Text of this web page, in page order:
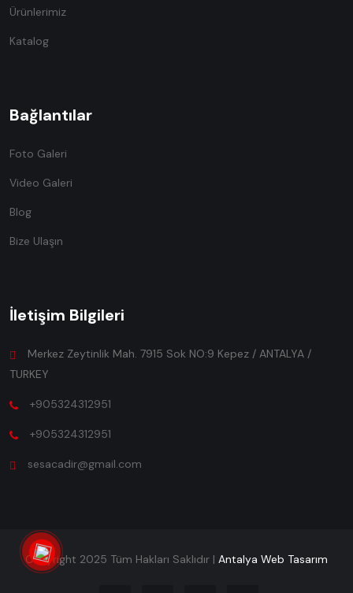
Ürünlerimiz
Katalog
Bağlantılar
Foto Galeri
Video Galeri
Blog
Bize Ulaşın
İletişim Bilgileri
Merkez Zeytinlik Mah. 7915 Sok NO:9 Kepez / ANTALYA /
TURKEY
+905324312951
+905324312951
sesacadir@gmail.com
Copyright 2025 Tüm Hakları Saklıdır | Antalya Web Tasarım